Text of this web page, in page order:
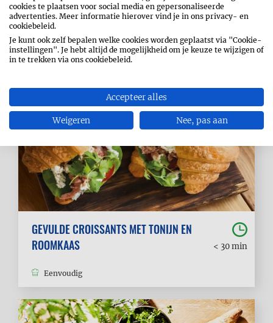
30 min
tot 1u
Eenvoudig
GEVULDE CROISSANTS MET TONIJN EN
ROOMKAAS
< 30 min
Eenvoudig
cookies te plaatsen voor social media en gepersonaliseerde
advertenties. Meer informatie hierover vind je in ons privacy- en
cookiebeleid.
Je kunt ook zelf bepalen welke cookies worden geplaatst via "Cookie-
instellingen". Je hebt altijd de mogelijkheid om je keuze te wijzigen of
in te trekken via ons cookiebeleid.
Accepteer alles
Weigeren Nee, pas aan